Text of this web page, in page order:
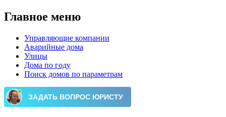
Главное меню
Управляющие компании
Аварийные дома
Улицы
Дома по году
Поиск домов по параметрам